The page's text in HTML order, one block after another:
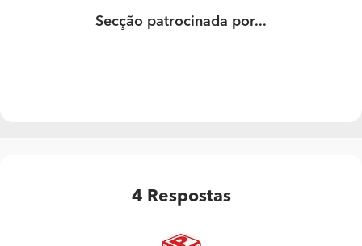
Secção patrocinada por...
4 Respostas